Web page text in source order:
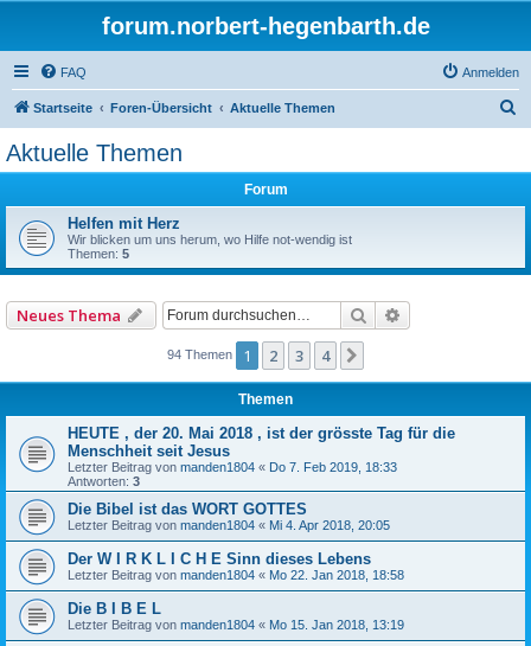
forum.norbert-hegenbarth.de
FAQ Anmelden
Startseite Foren-Übersicht Aktuelle Themen
Aktuelle Themen
Forum
Helfen mit Herz
Wir blicken um uns herum, wo Hilfe not-wendig ist
Themen: 5
Neues Thema Suche
94 Themen 1 2 3 4
Themen
HEUTE , der 20. Mai 2018 , ist der grösste Tag für die
Menschheit seit Jesus
Letzter Beitrag von manden1804 « Do 7. Feb 2019, 18:33
Antworten: 3
Die Bibel ist das WORT GOTTES
Letzter Beitrag von manden1804 « Mi 4. Apr 2018, 20:05
Der W I R K L I C H E Sinn dieses Lebens
Letzter Beitrag von manden1804 « Mo 22. Jan 2018, 18:58
Die B I B E L
Letzter Beitrag von manden1804 « Mo 15. Jan 2018, 13:19